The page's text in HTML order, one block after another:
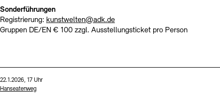
Sonderführungen
Registrierung: kunstwelten@adk.de
Gruppen DE/EN € 100 zzgl. Ausstellungsticket pro Person
Datum und Uhrzeit:
22.1.2026, 17 Uhr
Standort
Hanseatenweg